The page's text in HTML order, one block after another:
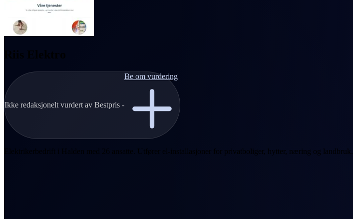
Ikke redaksjonelt vurdert av Bestpris -
Be om vurdering
Elektrikerbedrift i Halden med 26 ansatte. Utfører el-installasjoner for privatboliger, hytter, næring og landbruk.